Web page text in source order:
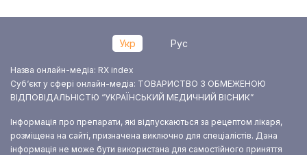
Укр Рус
Назва онлайн-медіа: RX index
Суб‘єкт у сфері онлайн-медіа: ТОВАРИСТВО З ОБМЕЖЕНОЮ
ВІДПОВІДАЛЬНІСТЮ “УКРАЇНСЬКИЙ МЕДИЧНИЙ ВІСНИК”
Інформація про препарати, які відпускаються за рецептом лікаря,
розміщена на сайті, призначена виключно для спеціалістів. Дана
інформація не може бути використана для самостійного приняття